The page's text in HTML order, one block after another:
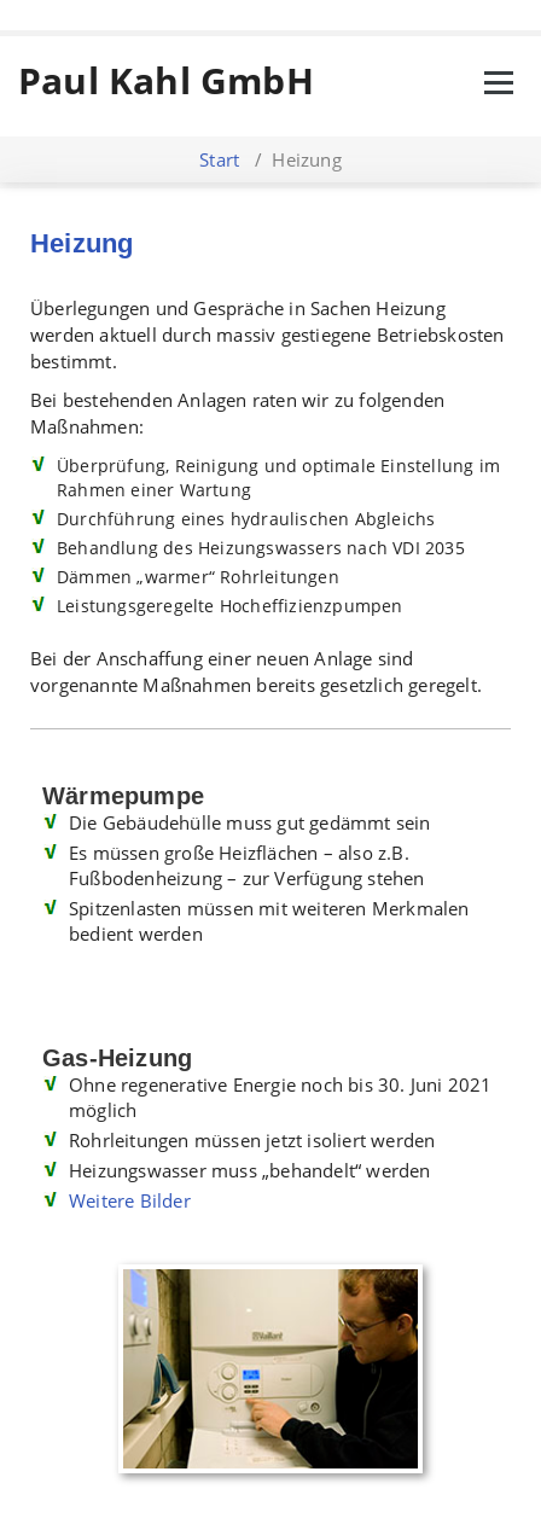
Paul Kahl GmbH
Start / Heizung
Heizung
Überlegungen und Gespräche in Sachen Heizung
werden aktuell durch massiv gestiegene Betriebskosten
bestimmt.
Bei bestehenden Anlagen raten wir zu folgenden
Maßnahmen:
Überprüfung, Reinigung und optimale Einstellung im
Rahmen einer Wartung
Durchführung eines hydraulischen Abgleichs
Behandlung des Heizungswassers nach VDI 2035
Dämmen „warmer“ Rohrleitungen
Leistungsgeregelte Hocheffizienzpumpen
Bei der Anschaffung einer neuen Anlage sind
vorgenannte Maßnahmen bereits gesetzlich geregelt.
Wärmepumpe
Die Gebäudehülle muss gut gedämmt sein
Es müssen große Heizflächen – also z.B.
Fußbodenheizung – zur Verfügung stehen
Spitzenlasten müssen mit weiteren Merkmalen
bedient werden
Gas-Heizung
Ohne regenerative Energie noch bis 30. Juni 2021
möglich
Rohrleitungen müssen jetzt isoliert werden
Heizungswasser muss „behandelt“ werden
Weitere Bilder